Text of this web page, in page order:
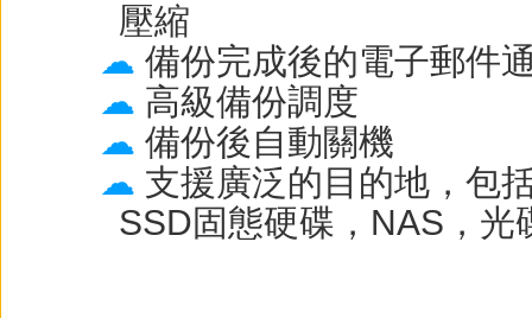
壓縮
備份完成後的電子郵件
高級備份調度
備份後自動關機
支援廣泛的目的地，包
SSD固態硬碟，NAS，光